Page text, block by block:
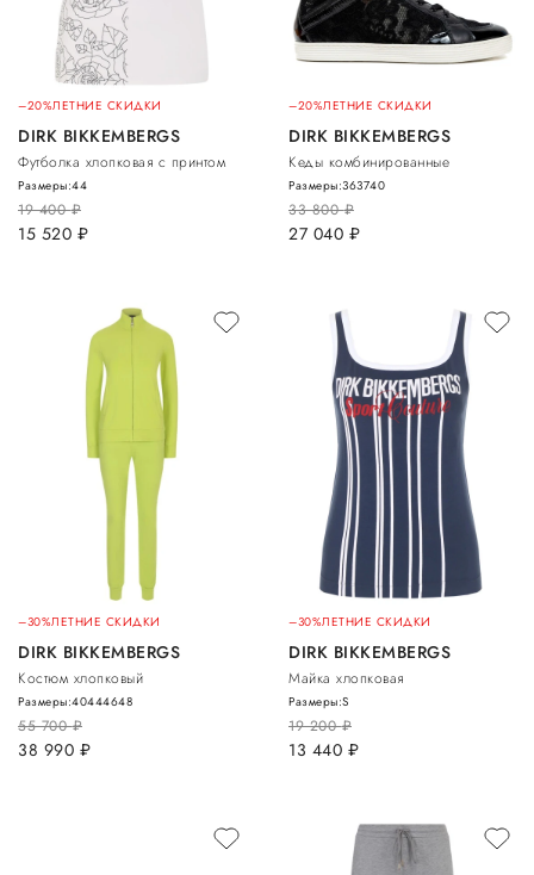
–20%ЛЕТНИЕ СКИДКИ
DIRK BIKKEMBERGS
Футболка хлопковая с принтом
19 400руб.
15 520 руб.
Размеры:44
–20%ЛЕТНИЕ СКИДКИ
DIRK BIKKEMBERGS
Кеды комбинированные
33 800руб.
27 040 руб.
Размеры:363740
–30%ЛЕТНИЕ СКИДКИ
DIRK BIKKEMBERGS
Костюм хлопковый
55 700руб.
38 990 руб.
Размеры:40444648
–30%ЛЕТНИЕ СКИДКИ
DIRK BIKKEMBERGS
Майка хлопковая
19 200руб.
13 440 руб.
Размеры:S